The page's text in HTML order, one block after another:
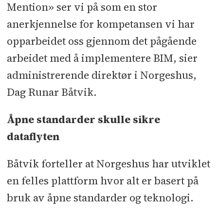
Mention» ser vi på som en stor
anerkjennelse for kompetansen vi har
opparbeidet oss gjennom det pågående
arbeidet med å implementere BIM, sier
administrerende direktør i Norgeshus,
Dag Runar Båtvik.
Åpne standarder skulle sikre
dataflyten
Båtvik forteller at Norgeshus har utviklet
en felles plattform hvor alt er basert på
bruk av åpne standarder og teknologi.